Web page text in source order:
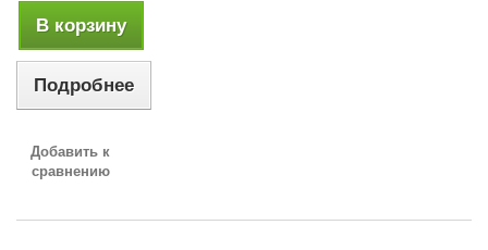
В корзину
Подробнее
Добавить к
сравнению